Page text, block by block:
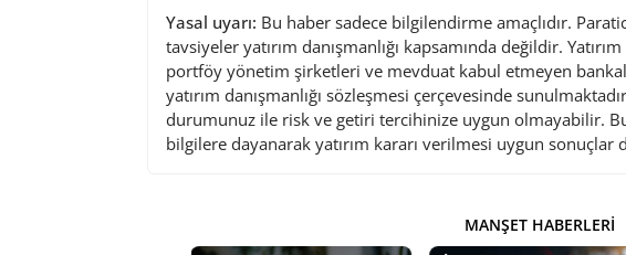
Yasal uyarı: Bu haber sadece bilgilendirme amaçlıdır.
tavsiyeler yatırım danışmanlığı kapsamında değildir.
portföy yönetim şirketleri ve mevduat kabul etmeyen
yatırım danışmanlığı sözleşmesi çerçevesinde
durumunuz ile risk ve getiri tercihinize uygun olmayabilir.
bilgilere dayanarak yatırım kararı verilmesi uygun sonuçlar
MANŞET HABERLERI